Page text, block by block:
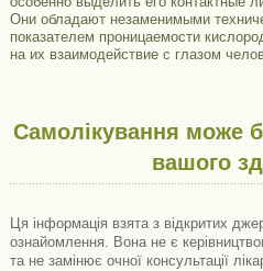
Они обладают незаменимыми
показателем проницаемости
на их взаимодействие с глазом
Самолікування може
вашого
Ця інформація взята з відкритих
ознайомлення. Вона не є
та не замінює очної консультації